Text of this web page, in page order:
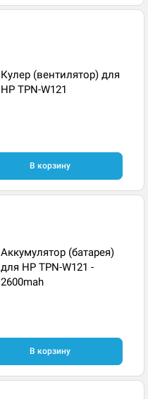
Кулер (вентилятор) для
HP TPN-W121
В корзину
Аккумулятор (батарея)
для HP TPN-W121 -
2600mah
В корзину